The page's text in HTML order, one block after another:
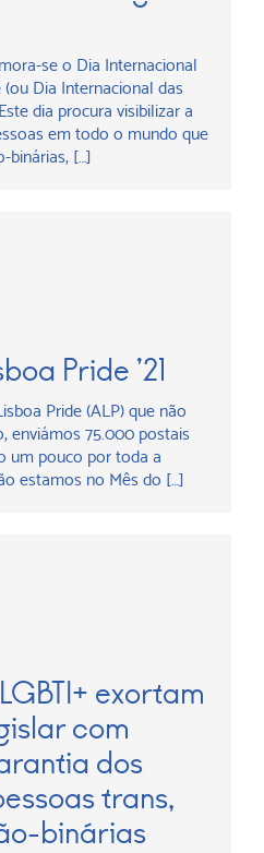
se o Dia Internacional
Dia Internacional das
dia procura visibilizar a
em todo o mundo que
binárias, […]
Pride ’21
Pride (ALP) que não
enviámos 75.000 postais
um pouco por toda a
estamos no Mês do […]
exortam
com
dos
trans,
binárias